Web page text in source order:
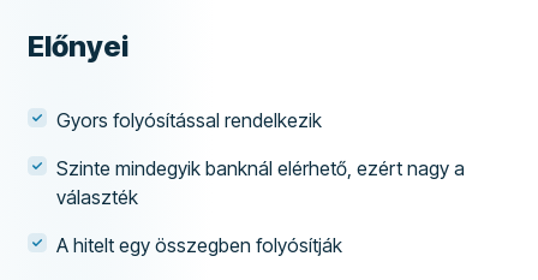
Előnyei
Gyors folyósítással rendelkezik
Szinte mindegyik banknál elérhető, ezért nagy a
választék
A hitelt egy összegben folyósítják